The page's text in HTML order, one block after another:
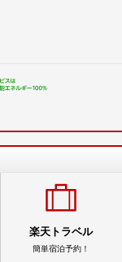
楽天トラベル
簡単宿泊予約！